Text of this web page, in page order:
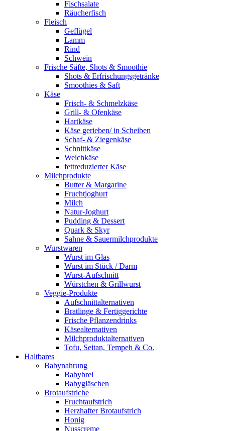
Fischsalate
Räucherfisch
Fleisch
Geflügel
Lamm
Rind
Schwein
Frische Säfte, Shots & Smoothie
Shots & Erfrischungsgetränke
Smoothies & Saft
Käse
Frisch- & Schmelzkäse
Grill- & Ofenkäse
Hartkäse
Käse gerieben/ in Scheiben
Schaf- & Ziegenkäse
Schnittkäse
Weichkäse
fettreduzierter Käse
Milchprodukte
Butter & Margarine
Fruchtjoghurt
Milch
Natur-Joghurt
Pudding & Dessert
Quark & Skyr
Sahne & Sauermilchprodukte
Wurstwaren
Wurst im Glas
Wurst im Stück / Darm
Wurst-Aufschnitt
Würstchen & Grillwurst
Veggie-Produkte
Aufschnittalternativen
Bratlinge & Fertiggerichte
Frische Pflanzendrinks
Käsealternativen
Milchproduktalternativen
Tofu, Seitan, Tempeh & Co.
Haltbares
Babynahrung
Babybrei
Babygläschen
Brotaufstriche
Fruchtaufstrich
Herzhafter Brotaufstrich
Honig
Nusscreme